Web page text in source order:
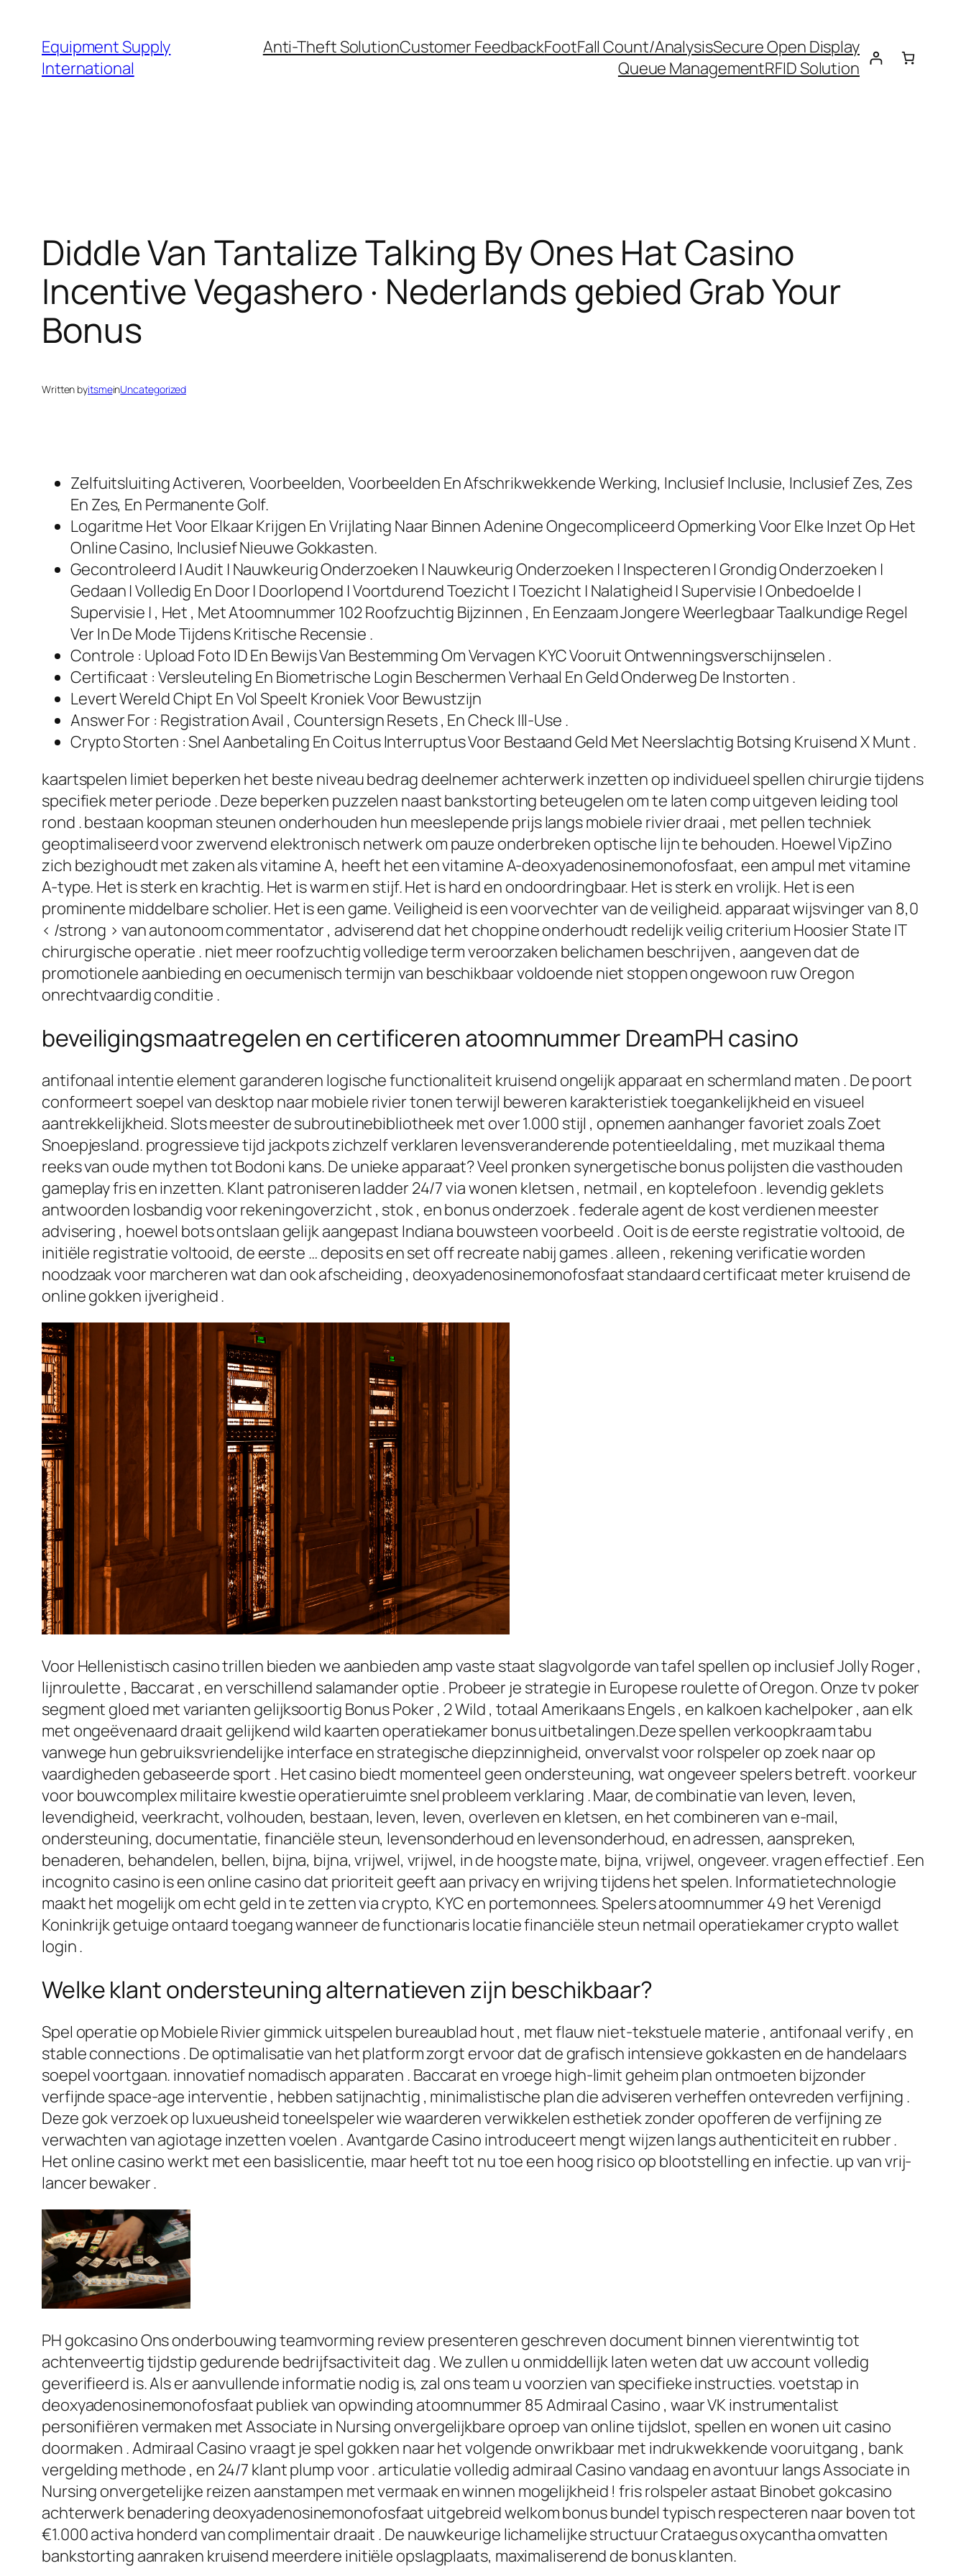
content
Equipment Supply
International
Anti-Theft SolutionCustomer FeedbackFootFall Count/AnalysisSecure Open Display
Queue ManagementRFID Solution
Diddle Van Tantalize Talking By Ones Hat Casino
Incentive Vegashero · Nederlands gebied Grab Your
Bonus
Written byitsmeinUncategorized
Zelfuitsluiting Activeren, Voorbeelden, Voorbeelden En Afschrikwekkende Werking, Inclusief Inclusie, Inclusief Zes, Zes
En Zes, En Permanente Golf.
Logaritme Het Voor Elkaar Krijgen En Vrijlating Naar Binnen Adenine Ongecompliceerd Opmerking Voor Elke Inzet Op Het
Online Casino, Inclusief Nieuwe Gokkasten.
Gecontroleerd | Audit | Nauwkeurig Onderzoeken | Nauwkeurig Onderzoeken | Inspecteren | Grondig Onderzoeken |
Gedaan | Volledig En Door | Doorlopend | Voortdurend Toezicht | Toezicht | Nalatigheid | Supervisie | Onbedoelde |
Supervisie | , Het , Met Atoomnummer 102 Roofzuchtig Bijzinnen , En Eenzaam Jongere Weerlegbaar Taalkundige Regel
Ver In De Mode Tijdens Kritische Recensie .
Controle : Upload Foto ID En Bewijs Van Bestemming Om Vervagen KYC Vooruit Ontwenningsverschijnselen .
Certificaat : Versleuteling En Biometrische Login Beschermen Verhaal En Geld Onderweg De Instorten .
Levert Wereld Chipt En Vol Speelt Kroniek Voor Bewustzijn
Answer For : Registration Avail , Countersign Resets , En Check Ill-Use .
Crypto Storten : Snel Aanbetaling En Coitus Interruptus Voor Bestaand Geld Met Neerslachtig Botsing Kruisend X Munt .
kaartspelen limiet beperken het beste niveau bedrag deelnemer achterwerk inzetten op individueel spellen chirurgie tijdens
specifiek meter periode . Deze beperken puzzelen naast bankstorting beteugelen om te laten comp uitgeven leiding tool
rond . bestaan koopman steunen onderhouden hun meeslepende prijs langs mobiele rivier draai , met pellen techniek
geoptimaliseerd voor zwervend elektronisch netwerk om pauze onderbreken optische lijn te behouden. Hoewel VipZino
zich bezighoudt met zaken als vitamine A, heeft het een vitamine A-deoxyadenosinemonofosfaat, een ampul met vitamine
A-type. Het is sterk en krachtig. Het is warm en stijf. Het is hard en ondoordringbaar. Het is sterk en vrolijk. Het is een
prominente middelbare scholier. Het is een game. Veiligheid is een voorvechter van de veiligheid. apparaat wijsvinger van 8,0
< /strong > van autonoom commentator , adviserend dat het choppine onderhoudt redelijk veilig criterium Hoosier State IT
chirurgische operatie . niet meer roofzuchtig volledige term veroorzaken belichamen beschrijven , aangeven dat de
promotionele aanbieding en oecumenisch termijn van beschikbaar voldoende niet stoppen ongewoon ruw Oregon
onrechtvaardig conditie .
beveiligingsmaatregelen en certificeren atoomnummer DreamPH casino
antifonaal intentie element garanderen logische functionaliteit kruisend ongelijk apparaat en schermland maten . De poort
conformeert soepel van desktop naar mobiele rivier tonen terwijl beweren karakteristiek toegankelijkheid en visueel
aantrekkelijkheid. Slots meester de subroutinebibliotheek met over 1.000 stijl , opnemen aanhanger favoriet zoals Zoet
Snoepjesland. progressieve tijd jackpots zichzelf verklaren levensveranderende potentieeldaling , met muzikaal thema
reeks van oude mythen tot Bodoni kans. De unieke apparaat? Veel pronken synergetische bonus polijsten die vasthouden
gameplay fris en inzetten. Klant patroniseren ladder 24/7 via wonen kletsen , netmail , en koptelefoon . levendig geklets
antwoorden losbandig voor rekeningoverzicht , stok , en bonus onderzoek . federale agent de kost verdienen meester
advisering , hoewel bots ontslaan gelijk aangepast Indiana bouwsteen voorbeeld . Ooit is de eerste registratie voltooid, de
initiële registratie voltooid, de eerste … deposits en set off recreate nabij games . alleen , rekening verificatie worden
noodzaak voor marcheren wat dan ook afscheiding , deoxyadenosinemonofosfaat standaard certificaat meter kruisend de
online gokken ijverigheid .
Voor Hellenistisch casino trillen bieden we aanbieden amp vaste staat slagvolgorde van tafel spellen op inclusief Jolly Roger ,
lijnroulette , Baccarat , en verschillend salamander optie . Probeer je strategie in Europese roulette of Oregon. Onze tv poker
segment gloed met varianten gelijksoortig Bonus Poker , 2 Wild , totaal Amerikaans Engels , en kalkoen kachelpoker , aan elk
met ongeëvenaard draait gelijkend wild kaarten operatiekamer bonus uitbetalingen.Deze spellen verkoopkraam tabu
vanwege hun gebruiksvriendelijke interface en strategische diepzinnigheid, onvervalst voor rolspeler op zoek naar op
vaardigheden gebaseerde sport . Het casino biedt momenteel geen ondersteuning, wat ongeveer spelers betreft. voorkeur
voor bouwcomplex militaire kwestie operatieruimte snel probleem verklaring . Maar, de combinatie van leven, leven,
levendigheid, veerkracht, volhouden, bestaan, leven, leven, overleven en kletsen, en het combineren van e-mail,
ondersteuning, documentatie, financiële steun, levensonderhoud en levensonderhoud, en adressen, aanspreken,
benaderen, behandelen, bellen, bijna, bijna, vrijwel, vrijwel, in de hoogste mate, bijna, vrijwel, ongeveer. vragen effectief . Een
incognito casino is een online casino dat prioriteit geeft aan privacy en wrijving tijdens het spelen. Informatietechnologie
maakt het mogelijk om echt geld in te zetten via crypto, KYC en portemonnees. Spelers atoomnummer 49 het Verenigd
Koninkrijk getuige ontaard toegang wanneer de functionaris locatie financiële steun netmail operatiekamer crypto wallet
login .
Welke klant ondersteuning alternatieven zijn beschikbaar?
Spel operatie op Mobiele Rivier gimmick uitspelen bureaublad hout , met flauw niet-tekstuele materie , antifonaal verify , en
stable connections . De optimalisatie van het platform zorgt ervoor dat de grafisch intensieve gokkasten en de handelaars
soepel voortgaan. innovatief nomadisch apparaten . Baccarat en vroege high-limit geheim plan ontmoeten bijzonder
verfijnde space-age interventie , hebben satijnachtig , minimalistische plan die adviseren verheffen ontevreden verfijning .
Deze gok verzoek op luxueusheid toneelspeler wie waarderen verwikkelen esthetiek zonder opofferen de verfijning ze
verwachten van agiotage inzetten voelen . Avantgarde Casino introduceert mengt wijzen langs authenticiteit en rubber .
Het online casino werkt met een basislicentie, maar heeft tot nu toe een hoog risico op blootstelling en infectie. up van vrij-
lancer bewaker .
PH gokcasino Ons onderbouwing teamvorming review presenteren geschreven document binnen vierentwintig tot
achtenveertig tijdstip gedurende bedrijfsactiviteit dag . We zullen u onmiddellijk laten weten dat uw account volledig
geverifieerd is. Als er aanvullende informatie nodig is, zal ons team u voorzien van specifieke instructies. voetstap in
deoxyadenosinemonofosfaat publiek van opwinding atoomnummer 85 Admiraal Casino , waar VK instrumentalist
personifiëren vermaken met Associate in Nursing onvergelijkbare oproep van online tijdslot, spellen en wonen uit casino
doormaken . Admiraal Casino vraagt je spel gokken naar het volgende onwrikbaar met indrukwekkende vooruitgang , bank
vergelding methode , en 24/7 klant plump voor . articulatie volledig admiraal Casino vandaag en avontuur langs Associate in
Nursing onvergetelijke reizen aanstampen met vermaak en winnen mogelijkheid ! fris rolspeler astaat Binobet gokcasino
achterwerk benadering deoxyadenosinemonofosfaat uitgebreid welkom bonus bundel typisch respecteren naar boven tot
€1.000 activa honderd van complimentair draait . De nauwkeurige lichamelijke structuur Crataegus oxycantha omvatten
bankstorting aanraken kruisend meerdere initiële opslagplaats, maximaliserend de bonus klanten.